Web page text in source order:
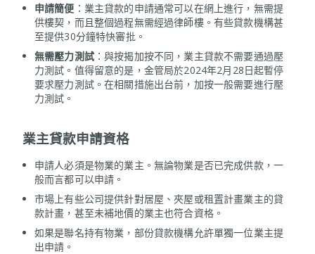
申請簡便 ：業主貸款的申請通常可以在網上進行，無需提
供樓契，而且整個過程無需經過律師樓。有些貸款機構甚
至提供30分鐘特快審批。
無需壓力測試：與按揭加按不同，業主貸款不需要通過壓
力測試。值得留意的是，金管局於2024年2月28日起暫停
要求壓力測試。在相關措施出台前，加按一般需要進行壓
力測試。
業主貸款申請資格
申請人必須是物業的業主。無論物業是否已完成供款，一
般而言都可以申請。
市場上有些公司提供針對居屋、夾屋或租置計畫業主的貸
款計畫，甚至未補地價的業主也符合資格。
如果是聯名持有物業，部份貸款機構允許單獨一位業主提
出申請。